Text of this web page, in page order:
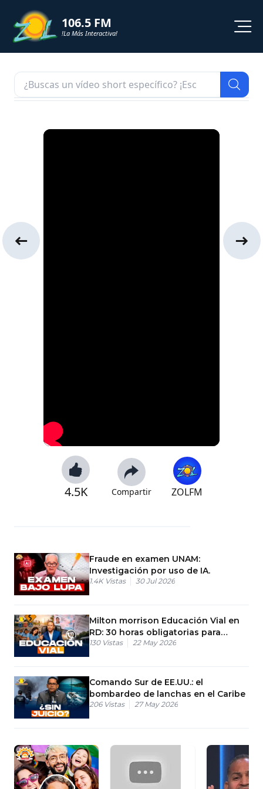
106.5 FM
!La Más Interactiva!
NOTICIAS
ZOL TV
4.5K Compartir ZOLFM
Fraude en examen UNAM:
Investigación por uso de IA.
1.4K Vistas 30 Jul 2026
Milton morrison Educación Vial en
RD: 30 horas obligatorias para
poder graduarse
130 Vistas 22 May 2026
Comando Sur de EE.UU.: el
bombardeo de lanchas en el Caribe
206 Vistas 27 May 2026